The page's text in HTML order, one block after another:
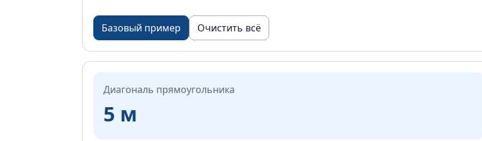
Базовый пример Очистить всё
Диагональ прямоугольника
5 м